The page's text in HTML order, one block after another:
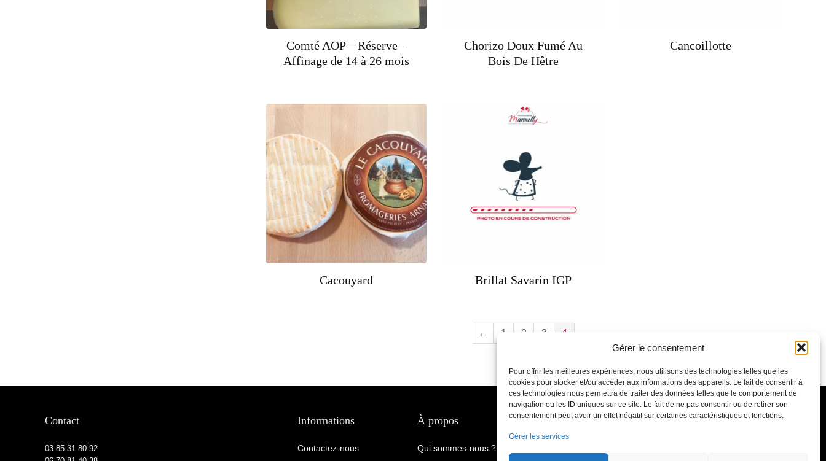
Gérer le consentement
Pour offrir les meilleures expériences, nous utilisons des technologies telles que les
cookies pour stocker et/ou accéder aux informations des appareils. Le fait de consentir à
ces technologies nous permettra de traiter des données telles que le comportement de
navigation ou les ID uniques sur ce site. Le fait de ne pas consentir ou de retirer son
consentement peut avoir un effet négatif sur certaines caractéristiques et fonctions.
Gérer les services
Comté AOP – Réserve –
Affinage de 14 à 26 mois
Chorizo Doux Fumé Au
Bois De Hêtre
Cancoillotte
Cacouyard Brillat Savarin IGP
← 1 2 3 4
Contact
03 85 31 80 92
Informations
Contactez-nous
À propos
Qui sommes-nous ?
Suivez-nous